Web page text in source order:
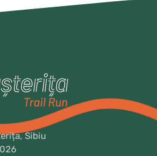
Sibiu